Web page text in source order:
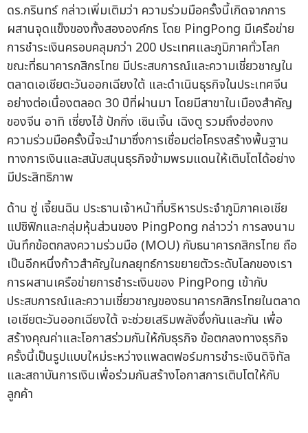
ดร.กรินทร์ กล่าวเพิ่มเติมว่า ความร่วมมือครั้งนี้เกิดจากการ
ผสานจุดแข็งของทั้งสององค์กร โดย PingPong มีเครือข่าย
การชำระเงินครอบคลุมกว่า 200 ประเทศและภูมิภาคทั่วโลก
ขณะที่ธนาคารกสิกรไทย มีประสบการณ์และความเชี่ยวชาญใน
ตลาดเอเชียตะวันออกเฉียงใต้ และดำเนินธุรกิจในประเทศจีน
อย่างต่อเนื่องตลอด 30 ปีที่ผ่านมา โดยมีสาขาในเมืองสำคัญ
ของจีน อาทิ เซี่ยงไฮ้ ปักกิ่ง เซินเจิ้น เฉิงตู รวมถึงฮ่องกง
ความร่วมมือครั้งนี้จะนำมาซึ่งการเชื่อมต่อโครงสร้างพื้นฐาน
ทางการเงินและสนับสนุนธุรกิจข้ามพรมแดนให้เติบโตได้อย่าง
มีประสิทธิภาพ
ด้าน ซู่ เจี้ยนฉิน ประธานเจ้าหน้าที่บริหารประจำภูมิภาคเอเชีย
แปซิฟิกและกลุ่มหุ้นส่วนของ PingPong กล่าวว่า การลงนาม
บันทึกข้อตกลงความร่วมมือ (MOU) กับธนาคารกสิกรไทย ถือ
เป็นอีกหนึ่งก้าวสำคัญในกลยุทธ์การขยายตัวระดับโลกของเรา
การผสานเครือข่ายการชำระเงินของ PingPong เข้ากับ
ประสบการณ์และความเชี่ยวชาญของธนาคารกสิกรไทยในตลาด
เอเชียตะวันออกเฉียงใต้ จะช่วยเสริมพลังซึ่งกันและกัน เพื่อ
สร้างคุณค่าและโอกาสร่วมกันให้กับธุรกิจ ข้อตกลงทางธุรกิจ
ครั้งนี้เป็นรูปแบบใหม่ระหว่างแพลตฟอร์มการชำระเงินดิจิทัล
และสถาบันการเงินเพื่อร่วมกันสร้างโอกาสการเติบโตให้กับ
ลูกค้า